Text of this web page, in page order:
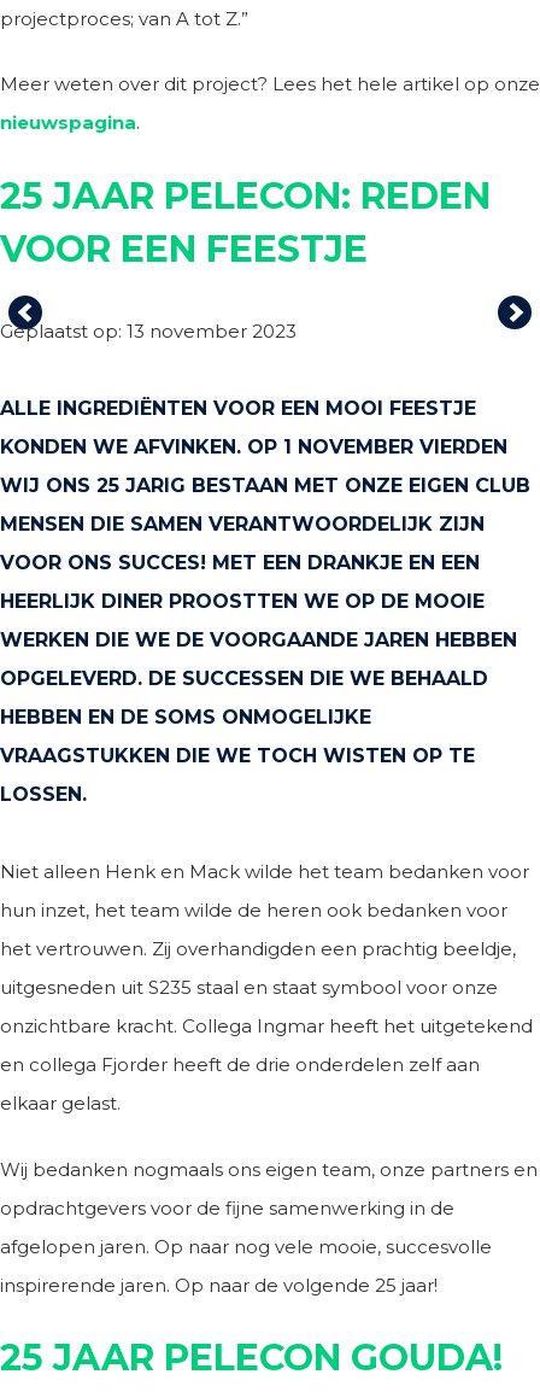
projectproces; van A tot Z.”
Meer weten over dit project? Lees het hele artikel op onze
nieuwspagina.
25 JAAR PELECON: REDEN
VOOR EEN FEESTJE
Previous
Geplaatst op: 13 november 2023
ALLE INGREDIËNTEN VOOR EEN MOOI FEESTJE
KONDEN WE AFVINKEN. OP 1 NOVEMBER VIERDEN
WIJ ONS 25 JARIG BESTAAN MET ONZE EIGEN CLUB
MENSEN DIE SAMEN VERANTWOORDELIJK ZIJN
VOOR ONS SUCCES! MET EEN DRANKJE EN EEN
HEERLIJK DINER PROOSTTEN WE OP DE MOOIE
WERKEN DIE WE DE VOORGAANDE JAREN HEBBEN
OPGELEVERD. DE SUCCESSEN DIE WE BEHAALD
HEBBEN EN DE SOMS ONMOGELIJKE
VRAAGSTUKKEN DIE WE TOCH WISTEN OP TE
LOSSEN.
Niet alleen Henk en Mack wilde het team bedanken voor
hun inzet, het team wilde de heren ook bedanken voor
het vertrouwen. Zij overhandigden een prachtig beeldje,
uitgesneden uit S235 staal en staat symbool voor onze
onzichtbare kracht. Collega Ingmar heeft het uitgetekend
en collega Fjorder heeft de drie onderdelen zelf aan
elkaar gelast.
Wij bedanken nogmaals ons eigen team, onze partners en
opdrachtgevers voor de fijne samenwerking in de
afgelopen jaren. Op naar nog vele mooie, succesvolle
inspirerende jaren. Op naar de volgende 25 jaar!
25 JAAR PELECON GOUDA!